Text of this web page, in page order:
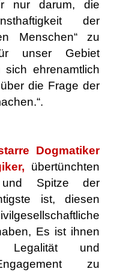
nur darum, die
der
Menschen“ zu
unser Gebiet
ehrenamtlich
die Frage der
Dogmatiker
übertünchten
Spitze der
ist, diesen
Es ist ihnen
und
zu